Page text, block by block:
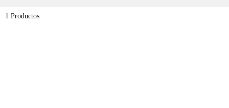
1 Productos